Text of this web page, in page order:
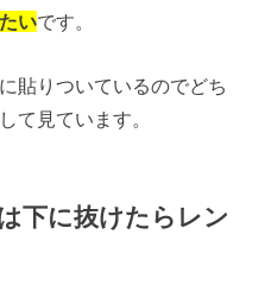
いです。
貼りついているのでどち
て見ています。
下に抜けたらレン